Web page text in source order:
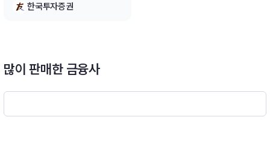
한국투자증권
많이 판매한 금융사